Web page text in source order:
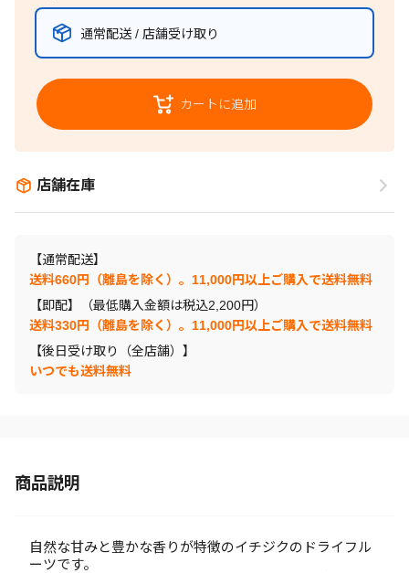
通常配送 / 店舗受け取り
カートに追加
店舗在庫
【通常配送】
送料660円（離島を除く）。11,000円以上ご購入で送料無料
【即配】（最低購入金額は税込2,200円）
送料330円（離島を除く）。11,000円以上ご購入で送料無料
【後日受け取り（全店舗）】
いつでも送料無料
商品説明
自然な甘みと豊かな香りが特徴のイチジクのドライフル
ーツです。